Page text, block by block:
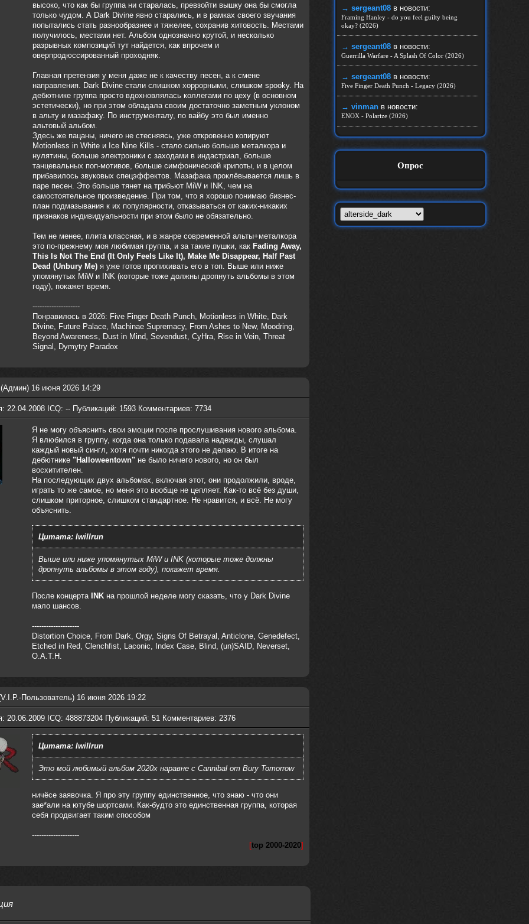
высоко, что как бы группа ни старалась, превзойти вышку она бы смогла
только чудом. А Dark Divine явно старались, и в рамках своего звучания
попытались стать разнообразнее и тяжелее, сохранив хитовость. Местами
получилось, местами нет. Альбом однозначно крутой, и несколько
разрывных композиций тут найдется, как впрочем и
оверпродюссированный проходняк.
Главная претензия у меня даже не к качеству песен, а к смене
направления. Dark Divine стали слишком хоррорными, слишком spooky. На
дебютнике группа просто вдохновлялась коллегами по цеху (в основном
эстетически), но при этом обладала своим достаточно заметным уклоном
в альту и мазафаку. По инструменталу, по вайбу это был именно
альтовый альбом.
Здесь же пацаны, ничего не стесняясь, уже откровенно копируют
Motionless in White и Ice Nine Kills - стало сильно больше металкора и
нулятины, больше электроники с заходами в индастриал, больше
танцевальных поп-мотивов, больше симфонической крипоты, и в целом
прибавилось звуковых спецэффектов. Мазафака проклёвывается лишь в
паре песен. Это больше тянет на трибьют MiW и INK, чем на
самостоятельное произведение. При том, что я хорошо понимаю бизнес-
план подмазывания к их популярности, отказываться от каких-никаких
признаков индивидуальности при этом было не обязательно.
Тем не менее, плита классная, и в жанре современной альты+металкора
это по-прежнему моя любимая группа, и за такие пушки, как Fading Away,
This Is Not The End (It Only Feels Like It), Make Me Disappear, Half Past
Dead (Unbury Me)я уже готов пропихивать его в топ. Выше или ниже
упомянутых MiW и INK (которые тоже должны дропнуть альбомы в этом
году), покажет время.
--------------------
Понравилось в 2026: Five Finger Death Punch, Motionless in White, Dark
Divine, Future Palace, Machinae Supremacy, From Ashes to New, Moodring,
Beyond Awareness, Dust in Mind, Sevendust, CyHra, Rise in Vein, Threat
Signal, Dymytry Paradox
16 июня 2026 14:29
22.04.2008 ICQ: -- Публикаций: 1593 Комментариев: 7734
Я не могу объяснить свои эмоции после прослушивания нового альбома.
Я влюбился в группу, когда она только подавала надежды, слушал
каждый новый сингл, хотя почти никогда этого не делаю. В итоге на
дебютнике "Halloweentown"не было ничего нового, но он был
восхитителен.
На последующих двух альбомах, включая этот, они продолжили, вроде,
играть то же самое, но меня это вообще не цепляет. Как-то всё без души,
слишком приторное, слишком стандартное. Не нравится, и всё. Не могу
объяснить.
Цитата: Iwillrun
Выше или ниже упомянутых MiW и INK (которые тоже должны
дропнуть альбомы в этом году), покажет время.
После концерта INKна прошлой неделе могу сказать, что у Dark Divine
мало шансов.
--------------------
Distortion Choice, From Dark, Orgy, Signs Of Betrayal, Anticlone, Genedefect,
Etched in Red, Clenchfist, Laconic, Index Case, Blind, (un)SAID, Neverset,
O.A.T.H.
Пользователь) 16 июня 2026 19:22
20.06.2009 ICQ: 488873204 Публикаций: 51 Комментариев: 2376
Цитата: Iwillrun
Это мой любимый альбом 2020х наравне с Cannibal от Bury Tomorrow
ничёсе заявочка. Я про эту группу единственное, что знаю - что они
зае*али на ютубе шортсами. Как-будто это единственная группа, которая
себя продвигает таким способом
--------------------
[top 2000-2020]
→ sergeant08 в новости:
Framing Hanley - do you feel guilty being
okay? (2026)
→ sergeant08 в новости:
Guerrilla Warfare - A Splash Of Color (2026)
→ sergeant08 в новости:
Five Finger Death Punch - Legacy (2026)
→ vinman в новости:
ENOX - Polarize (2026)
Опрос